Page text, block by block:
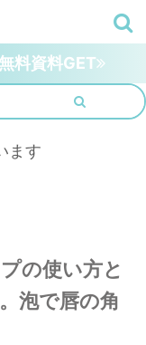
料資料GET
ます
の使い方と
泡で唇の角